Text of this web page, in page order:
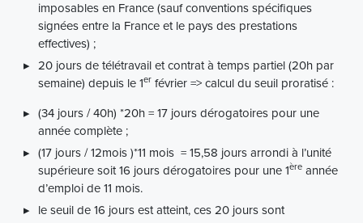
imposables en France (sauf conventions spécifiques
signées entre la France et le pays des prestations
effectives) ;
20 jours de télétravail et contrat à temps partiel (20h par
semaine) depuis le 1er février => calcul du seuil proratisé :
(34 jours / 40h) *20h = 17 jours dérogatoires pour une
année complète ;
(17 jours / 12mois )*11 mois = 15,58 jours arrondi à l’unité
supérieure soit 16 jours dérogatoires pour une 1ère année
d’emploi de 11 mois.
le seuil de 16 jours est atteint, ces 20 jours sont